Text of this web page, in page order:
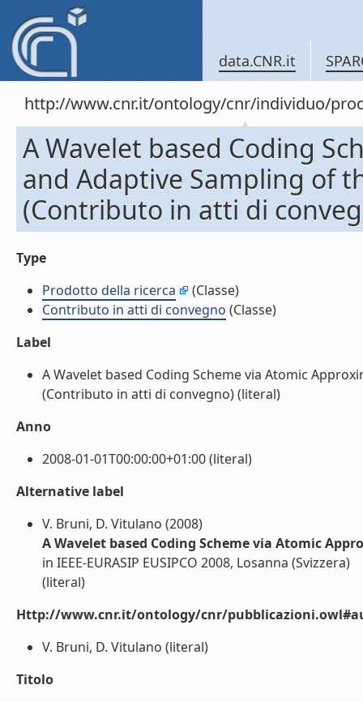
data.CNR.it
http://www.cnr.it/ontology/cnr/individuo/
A Wavelet based Coding
and Adaptive Sampling of
(Contributo in atti di
Type
Prodotto della ricerca
(Classe)
Contributo in atti di convegno (Classe)
Label
A Wavelet based Coding Scheme via Atomic
(Contributo in atti di convegno) (literal)
Anno
2008-01-01T00:00:00+01:00 (literal)
Alternative label
V. Bruni, D. Vitulano (2008)
A Wavelet based Coding Scheme via Atomic
in IEEE-EURASIP EUSIPCO 2008, Losanna (Svizzera)
(literal)
Http://www.cnr.it/ontology/cnr/
V. Bruni, D. Vitulano (literal)
Titolo